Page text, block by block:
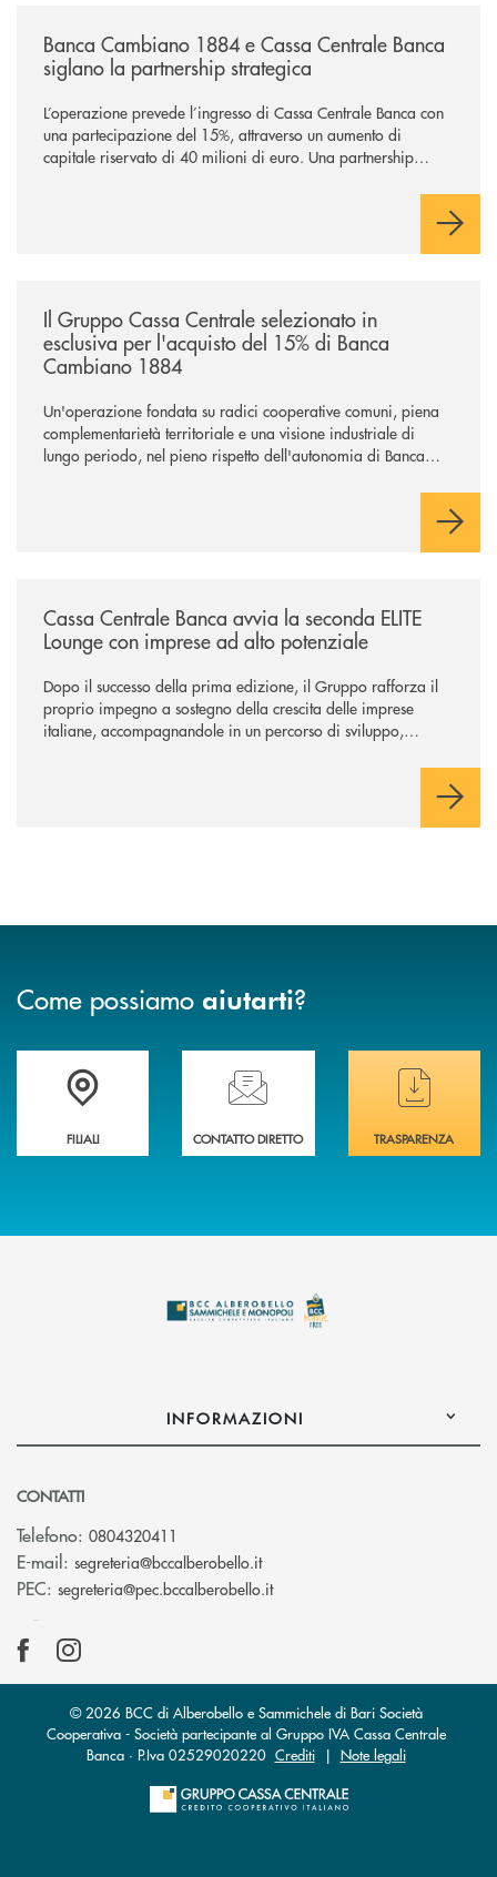
Banca Cambiano 1884 e Cassa Centrale Banca
siglano la partnership strategica
L’operazione prevede l’ingresso di Cassa Centrale Banca con
una partecipazione del 15%, attraverso un aumento di
capitale riservato di 40 milioni di euro. Una partnership
comuni e sulla prossimità ai territori, per ampliare l’offerta e
Il Gruppo Cassa Centrale selezionato in
esclusiva per l'acquisto del 15% di Banca
Cambiano 1884
Un'operazione fondata su radici cooperative comuni, piena
complementarietà territoriale e una visione industriale di
lungo periodo, nel pieno rispetto dell'autonomia di Banca
negoziazione esclusiva per la finalizzazione dell’operazione.
Cassa Centrale Banca avvia la seconda ELITE
Lounge con imprese ad alto potenziale
Dopo il successo della prima edizione, il Gruppo rafforza il
proprio impegno a sostegno della crescita delle imprese
italiane, accompagnandole in un percorso di sviluppo,
Come possiamo aiutarti?
Trova la filiale più vicina a te
FILIALI
Hai bisogno di assistenza immediata ?
CONTATTO DIRETTO
Hai bisogno di
TRASPARENZA
INFORMAZIONI
CONTATTI
Telefono: 0804320411
E-mail: segreteria@bccalberobello.it(si apre l’app di posta
PEC: segreteria@pec.bccalberobello.it(si apre l’app di posta
© 2026 BCC di Alberobello e Sammichele di Bari Società
Cooperativa - Società partecipante al Gruppo IVA Cassa Centrale
Banca · P.Iva 02529020220 Crediti| Note legali